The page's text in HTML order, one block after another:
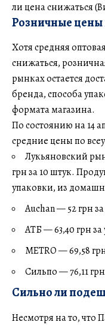
ли цена снижаться
Розничные цены
Хотя средняя
снижаться,
рынках остается
бренда, способа
формата магазина.
По состоянию на 14
средние цены по
Лукьяновский
грн за 10 штук.
упаковки, из
Auchan — 52 грн
АТБ — 63,40 грн за
METRO — 69,58
Сильпо — 76,11
Сильно ли
Несмотря на то, что